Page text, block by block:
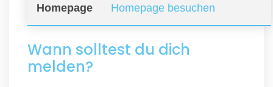
Homepage Homepage besuchen
Wann solltest du dich
melden?